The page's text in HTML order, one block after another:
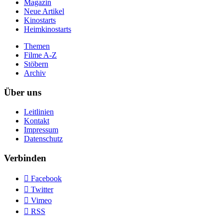
Magazin
Neue Artikel
Kinostarts
Heimkinostarts
Themen
Filme A-Z
Stöbern
Archiv
Über uns
Leitlinien
Kontakt
Impressum
Datenschutz
Verbinden
 Facebook
 Twitter
 Vimeo
 RSS